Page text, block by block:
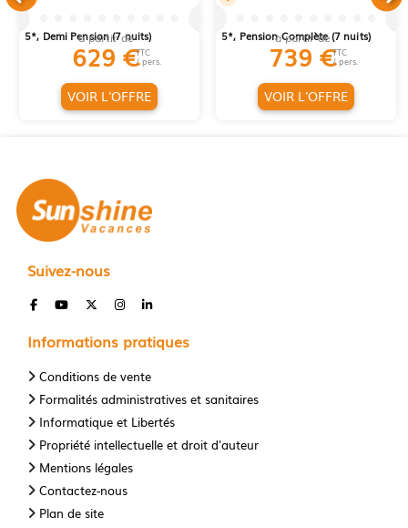
5*, Demi Pension (7 nuits)
à partir de
629 €TTC
/ pers.
VOIR L'OFFRE
5*, Pension Complète (7 nuits)
à partir de
739 €TTC
/ pers.
VOIR L'OFFRE
Suivez-nous
Informations pratiques
Conditions de vente
Formalités administratives et sanitaires
Informatique et Libertés
Propriété intellectuelle et droit d'auteur
Mentions légales
Contactez-nous
Plan de site